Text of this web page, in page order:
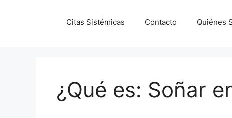
Citas Sistémicas Contacto Quiénes
¿Qué es: Soñar